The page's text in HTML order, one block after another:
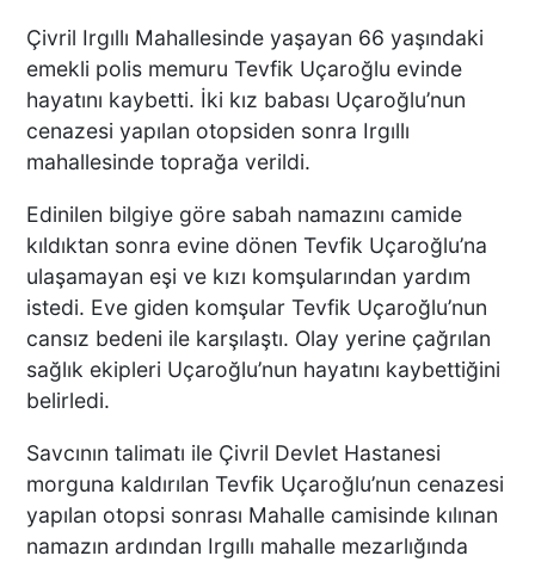
Çivril Irgıllı Mahallesinde yaşayan 66 yaşındaki
emekli polis memuru Tevfik Uçaroğlu evinde
hayatını kaybetti. İki kız babası Uçaroğlu’nun
cenazesi yapılan otopsiden sonra Irgıllı
mahallesinde toprağa verildi.
Edinilen bilgiye göre sabah namazını camide
kıldıktan sonra evine dönen Tevfik Uçaroğlu’na
ulaşamayan eşi ve kızı komşularından yardım
istedi. Eve giden komşular Tevfik Uçaroğlu’nun
cansız bedeni ile karşılaştı. Olay yerine çağrılan
sağlık ekipleri Uçaroğlu’nun hayatını kaybettiğini
belirledi.
Savcının talimatı ile Çivril Devlet Hastanesi
morguna kaldırılan Tevfik Uçaroğlu’nun cenazesi
yapılan otopsi sonrası Mahalle camisinde kılınan
namazın ardından Irgıllı mahalle mezarlığında